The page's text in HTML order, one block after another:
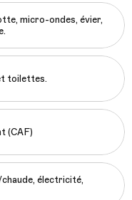
micro-ondes, évier,
toilettes.
(CAF)
électricité,